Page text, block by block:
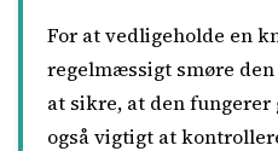
For at vedligeholde en
regelmæssigt smøre
at sikre, at den
også vigtigt at